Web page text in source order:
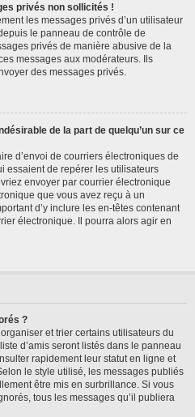
privés non sollicités !
les messages privés d’un utilisateur
le panneau de contrôle de
privés de manière abusive de la
messages aux modérateurs. Ils
des messages privés.
de la part de quelqu’un sur ce
d’envoi de courriers électroniques de
essaient de repérer les utilisateurs
envoyer par courrier électronique
que vous avez reçu à un
d’y inclure les en-têtes contenant
électronique. Il pourra alors agir en
?
et trier certains utilisateurs du
d’amis seront listés dans le panneau
rapidement leur statut en ligne et
le style utilisé, les messages publiés
être mis en surbrillance. Si vous
tous les messages qu’il publiera